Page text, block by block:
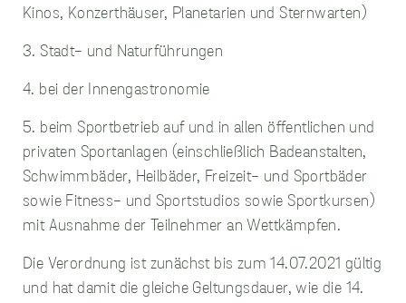
Kinos, Konzerthäuser, Planetarien und Sternwarten)
3. Stadt- und Naturführungen
4. bei der Innengastronomie
5. beim Sportbetrieb auf und in allen öffentlichen und
privaten Sportanlagen (einschließlich Badeanstalten,
Schwimmbäder, Heilbäder, Freizeit- und Sportbäder
sowie Fitness- und Sportstudios sowie Sportkursen)
mit Ausnahme der Teilnehmer an Wettkämpfen.
Die Verordnung ist zunächst bis zum 14.07.2021 gültig
und hat damit die gleiche Geltungsdauer, wie die 14.
Informationen werden
verwendet. Ohne die
können wir unsere
Website und ihre
verbessern, um Ihnen
so das beste Surf-
Wenn Sie diese
zulassen, wird Ihr